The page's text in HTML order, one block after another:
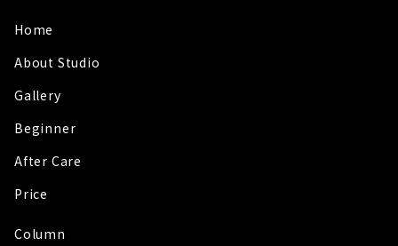
Home
About Studio
Gallery
Beginner
After Care
Price
Column